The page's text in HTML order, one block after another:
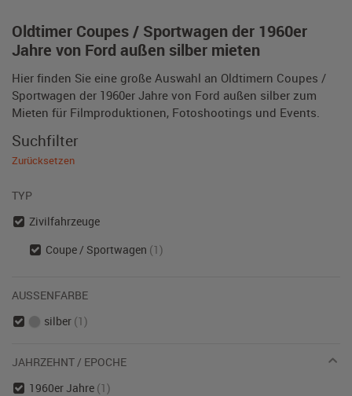
Oldtimer Coupes / Sportwagen der 1960er
Jahre von Ford außen silber mieten
Hier finden Sie eine große Auswahl an Oldtimern Coupes /
Sportwagen der 1960er Jahre von Ford außen silber zum
Mieten für Filmproduktionen, Fotoshootings und Events.
Suchfilter
Zurücksetzen
TYP
Zivilfahrzeuge
Coupe / Sportwagen (1)
AUSSENFARBE
silber (1)
JAHRZEHNT / EPOCHE
1960er Jahre (1)